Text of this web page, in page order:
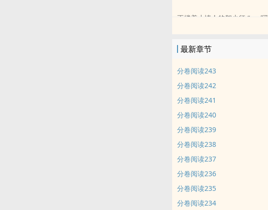
正搂着小情人的贺少征:“……呵
多年之后，当贺少征重成上
制药大亨/唯一信任的挚友……
贺少征：拿烟的手微微颤抖.jpg
——————
ps：放飞自我，狗血现代架
内容标签： 强强 豪门世家 打
最新章节
分卷阅读243
分卷阅读242
分卷阅读241
分卷阅读240
分卷阅读239
分卷阅读238
分卷阅读237
分卷阅读236
分卷阅读235
分卷阅读234